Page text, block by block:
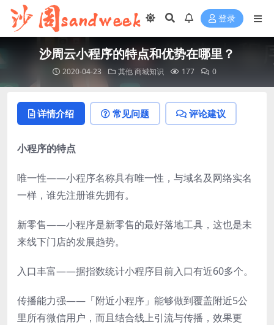
登录
沙周云小程序的特点和优势在哪里？
2020-04-23 其他商城知识 177 0
详情介绍 常见问题 评论建议
小程序的特点
唯一性——小程序名称具有唯一性，与域名及网络实名
一样，谁先注册谁先拥有。
新零售——小程序是新零售的最好落地工具，这也是未
来线下门店的发展趋势。
入口丰富——据指数统计小程序目前入口有近60多个。
传播能力强——「附近小程序」能够做到覆盖附近5公
里所有微信用户，而且结合线上引流与传播，效果更